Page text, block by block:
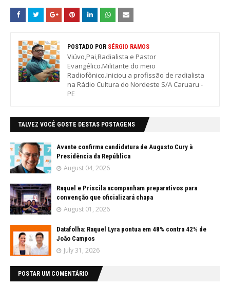
POSTADO POR SÉRGIO RAMOS
Viúvo,Pai,Radialista e Pastor
Evangélico.Militante do meio
Radiofônico.Iniciou a profissão de radialista
na Rádio Cultura do Nordeste S/A Caruaru -
PE
TALVEZ VOCÊ GOSTE DESTAS POSTAGENS
Avante confirma candidatura de Augusto Cury à
Presidência da República
August 04, 2026
Raquel e Priscila acompanham preparativos para
convenção que oficializará chapa
August 01, 2026
Datafolha: Raquel Lyra pontua em 48% contra 42% de
João Campos
July 31, 2026
POSTAR UM COMENTÁRIO